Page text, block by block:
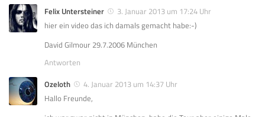
Felix Untersteiner
3. Januar 2013 um 17:24 Uhr
hier ein video das ich damals gemacht habe:-)
David Gilmour 29.7.2006 München
Antworten
Ozeloth
4. Januar 2013 um 14:37 Uhr
Hallo Freunde,